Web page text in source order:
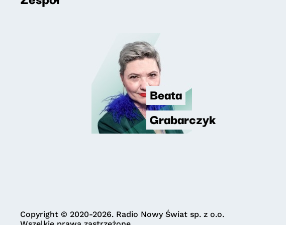
Beata
Grabarczyk
Copyright © 2020-2026. Radio Nowy Świat sp. z o.o.